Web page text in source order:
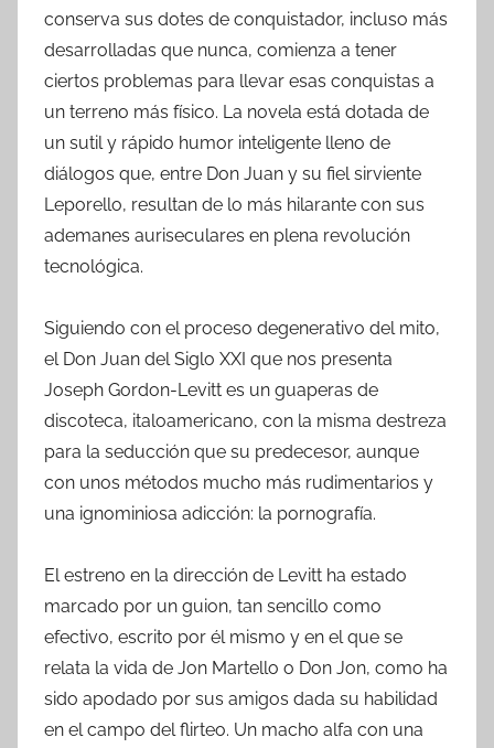
conserva sus dotes de conquistador, incluso más
desarrolladas que nunca, comienza a tener
ciertos problemas para llevar esas conquistas a
un terreno más físico. La novela está dotada de
un sutil y rápido humor inteligente lleno de
diálogos que, entre Don Juan y su fiel sirviente
Leporello, resultan de lo más hilarante con sus
ademanes auriseculares en plena revolución
tecnológica.
Siguiendo con el proceso degenerativo del mito,
el Don Juan del Siglo XXI que nos presenta
Joseph Gordon-Levitt es un guaperas de
discoteca, italoamericano, con la misma destreza
para la seducción que su predecesor, aunque
con unos métodos mucho más rudimentarios y
una ignominiosa adicción: la pornografía.
El estreno en la dirección de Levitt ha estado
marcado por un guion, tan sencillo como
efectivo, escrito por él mismo y en el que se
relata la vida de Jon Martello o Don Jon, como ha
sido apodado por sus amigos dada su habilidad
en el campo del flirteo. Un macho alfa con una